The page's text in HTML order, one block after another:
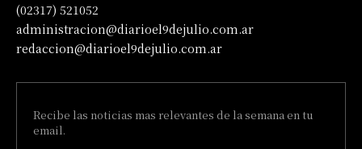
(02317) 521052
administracion@diarioel9dejulio.com.ar
redaccion@diarioel9dejulio.com.ar
Recibe las noticias mas relevantes de la semana en tu
email.